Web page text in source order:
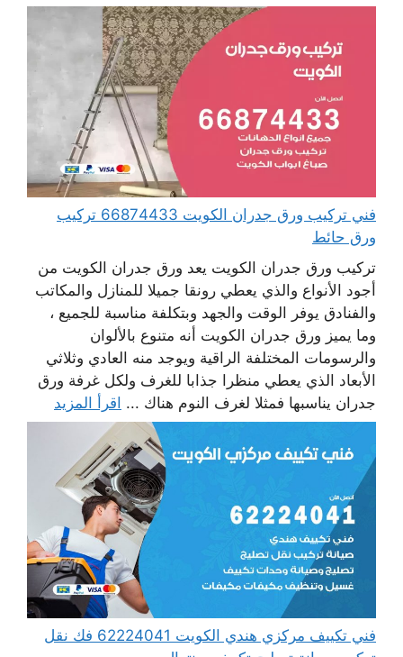
فني تركيب ورق جدران الكويت 66874433 تركيب
ورق حائط
تركيب ورق جدران الكويت يعد ورق جدران الكويت من
أجود الأنواع والذي يعطي رونقا جميلا للمنازل والمكاتب
والفنادق يوفر الوقت والجهد وبتكلفة مناسبة للجميع ،
وما يميز ورق جدران الكويت أنه متنوع بالألوان
والرسومات المختلفة الراقية ويوجد منه العادي وثلاثي
الأبعاد الذي يعطي منظرا جذابا للغرف ولكل غرفة ورق
جدران يناسبها فمثلا لغرف النوم هناك ... اقرأ المزيد
فني تكييف مركزي هندي الكويت 62224041 فك نقل